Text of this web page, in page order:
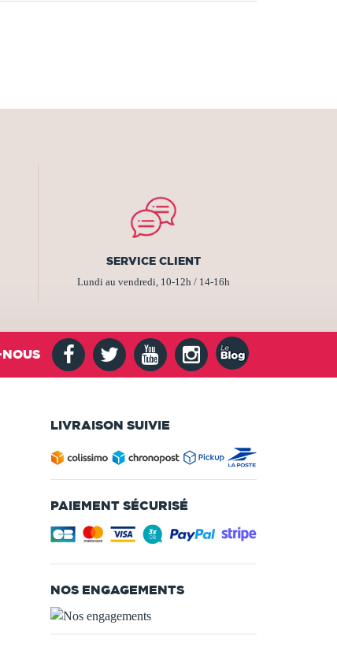
SERVICE CLIENT
Lundi au vendredi, 10-12h / 14-16h
LIVRAISON SUIVIE
PAIEMENT SÉCURISÉ
NOS ENGAGEMENTS